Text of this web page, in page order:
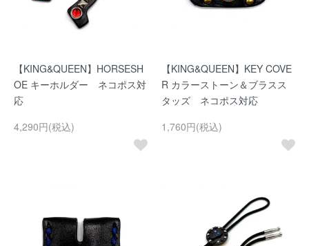
【KING&QUEEN】HORSESH
OE キーホルダー ネコポス対
応
4,290円(税込)
【KING&QUEEN】KEY COVE
R カラーストーン＆ブラスス
タッズ ネコポス対応
1,760円(税込)